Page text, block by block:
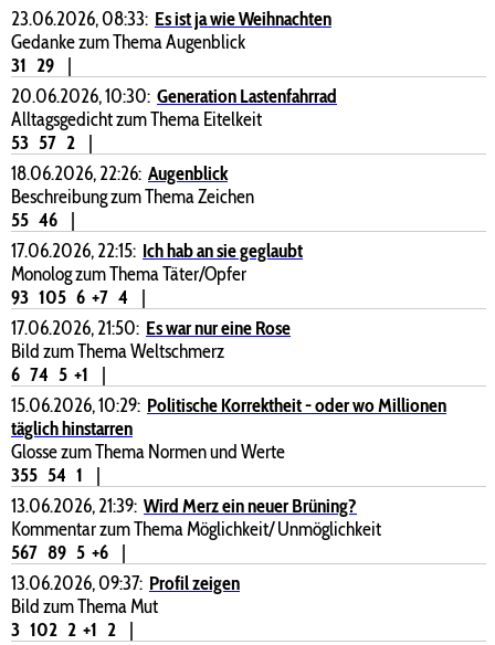
23.06.2026, 08:33: Es ist ja wie Weihnachten
Gedanke zum Thema Augenblick
31 29
|
20.06.2026, 10:30: Generation Lastenfahrrad
Alltagsgedicht zum Thema Eitelkeit
53 57 2
|
18.06.2026, 22:26: Augenblick
Beschreibung zum Thema Zeichen
55 46
|
17.06.2026, 22:15: Ich hab an sie geglaubt
Monolog zum Thema Täter/Opfer
93 105 6 +7 4
|
17.06.2026, 21:50: Es war nur eine Rose
Bild zum Thema Weltschmerz
6 74 5 +1
|
15.06.2026, 10:29: Politische Korrektheit - oder wo Millionen
täglich hinstarren
Glosse zum Thema Normen und Werte
355 54 1
|
13.06.2026, 21:39: Wird Merz ein neuer Brüning?
Kommentar zum Thema Möglichkeit/ Unmöglichkeit
567 89 5 +6
|
13.06.2026, 09:37: Profil zeigen
Bild zum Thema Mut
3 102 2 +1 2
|